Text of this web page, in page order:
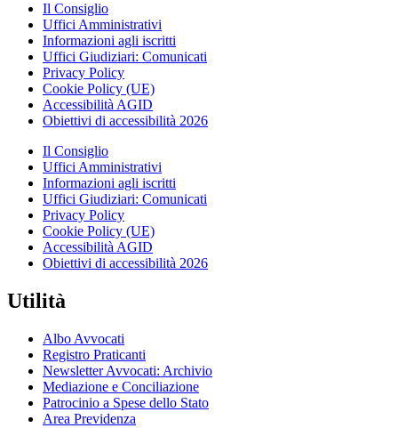
Il Consiglio
Uffici Amministrativi
Informazioni agli iscritti
Uffici Giudiziari: Comunicati
Privacy Policy
Cookie Policy (UE)
Accessibilità AGID
Obiettivi di accessibilità 2026
Il Consiglio
Uffici Amministrativi
Informazioni agli iscritti
Uffici Giudiziari: Comunicati
Privacy Policy
Cookie Policy (UE)
Accessibilità AGID
Obiettivi di accessibilità 2026
Utilità
Albo Avvocati
Registro Praticanti
Newsletter Avvocati: Archivio
Mediazione e Conciliazione
Patrocinio a Spese dello Stato
Area Previdenza